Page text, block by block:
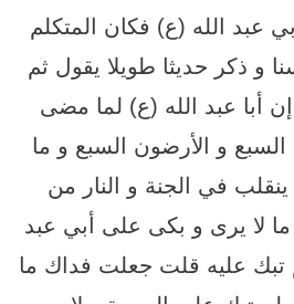
عبد الله (ع) فكان المتكلم
و ذكر حديثا طويلا يقول ثم
أبا عبد الله (ع) لما مضى
و الأرضون السبع و ما
في الجنة و النار من
لا يرى و بكى على أبي عبد
لم تبك عليه قلت جعلت فداك ما